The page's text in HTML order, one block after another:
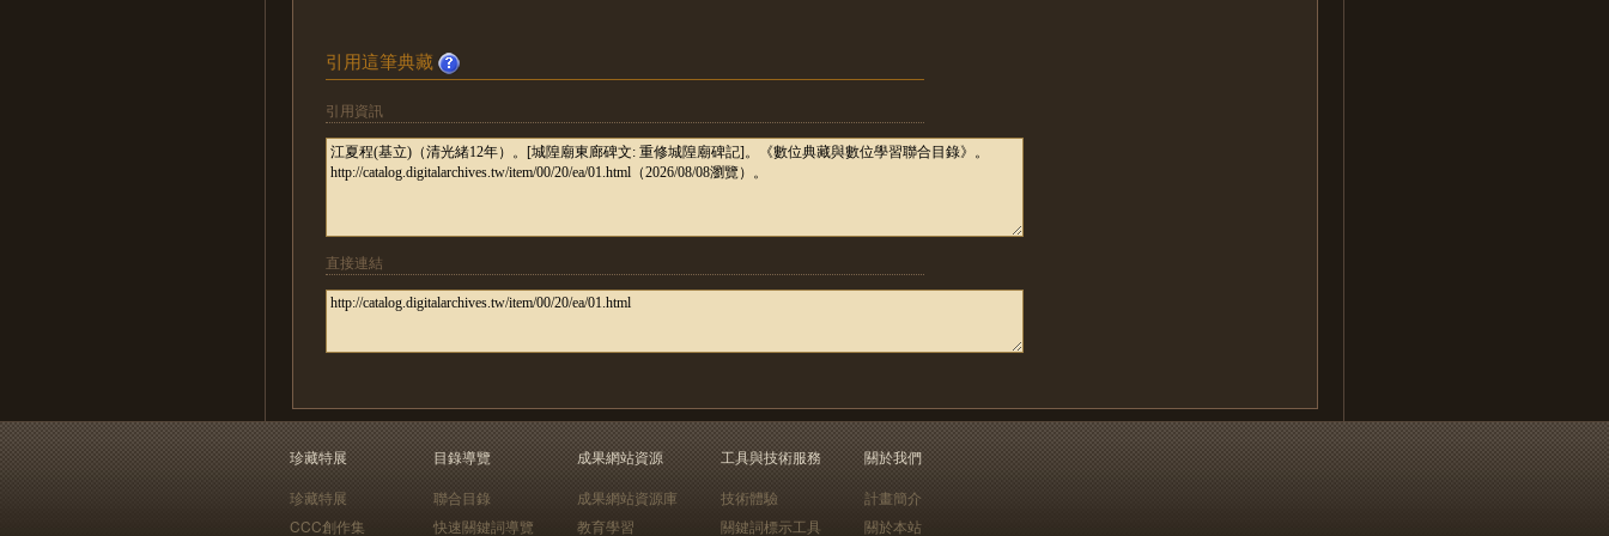
引用這筆典藏
引用資訊
直接連結
珍藏特展
珍藏特展
CCC創作集
目錄導覽
聯合目錄
快速關鍵詞導覽
成果網站資源
成果網站資源庫
教育學習
工具與技術服務
技術體驗
關鍵詞標示工具
關於我們
計畫簡介
關於本站